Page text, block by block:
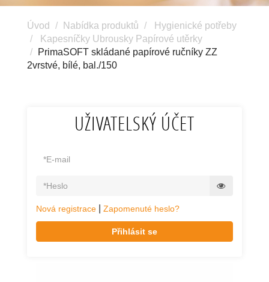
Úvod Nabídka produktů
Hygienické potřeby
Kapesníčky Ubrousky Papírové utěrky
PrimaSOFT skládané papírové ručníky ZZ
2vrstvé, bílé, bal./150
UŽIVATELSKÝ ÚČET
Nová registrace Zapomenuté heslo?
Přihlásit se